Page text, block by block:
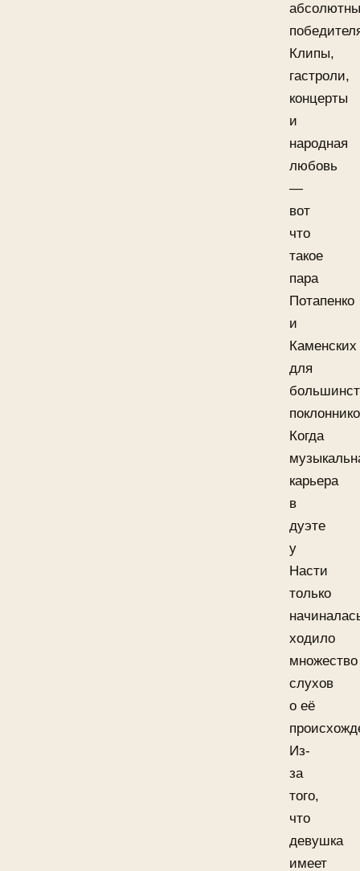
Клипы,
гастроли,
концерты
и
народная
любовь
—
вот
что
такое
пара
Потапенко
и
Каменских
для
Когда
карьера
в
дуэте
у
Насти
только
ходило
множество
слухов
о её
Из-
за
того,
что
девушка
имеет